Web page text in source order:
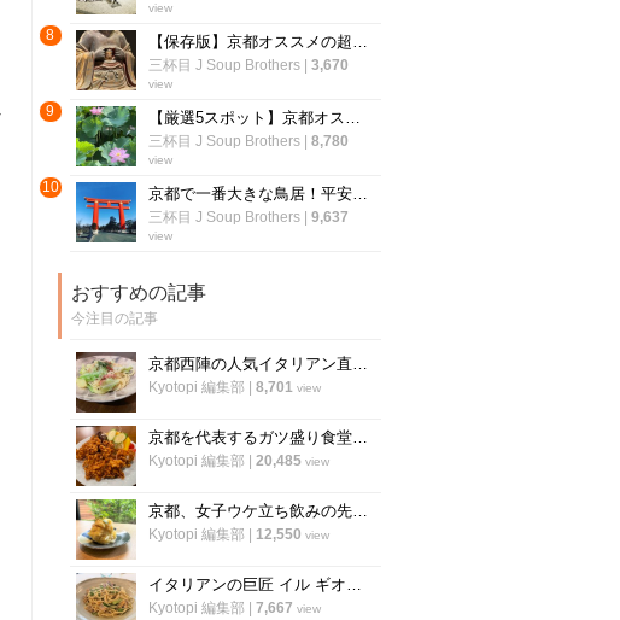
view
8 【保存版】京都オススメの超マニアック仏像☆開胸から釈迦顔～口から小仏像【厳選５件】
三杯目 J Soup Brothers| 3,670
view
9 【厳選5スポット】京都オススメ夏の花『蓮』が美しい寺院☆京都ツウ知る穴場～世界遺産まで
三杯目 J Soup Brothers| 8,780
view
10 京都で一番大きな鳥居！平安京建築を模した明治創建の神社「平安神宮」
三杯目 J Soup Brothers| 9,637
view
おすすめの記事
今注目の記事
京都西陣の人気イタリアン直伝「アンチョビのオイルパスタ」の作り方
Kyotopi 編集部 8,701 view
京都を代表するガツ盛り食堂「ハイライト」の名物メニュー”唐揚げ”の作り方
Kyotopi 編集部 20,485 view
京都、女子ウケ立ち飲みの先駆者「すいば」の人気メニュー『ポテトサラダ』の作り方
Kyotopi 編集部 12,550 view
イタリアンの巨匠 イル ギオットーネ笹島シェフ直伝「ボンゴレビアンコ」の作り方
Kyotopi 編集部 7,667 view